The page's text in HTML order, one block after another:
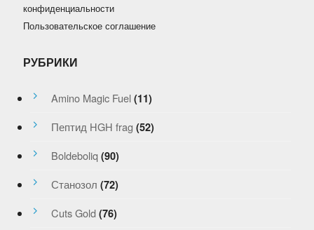
конфиденциальности
Пользовательское соглашение
РУБРИКИ
Amino Magic Fuel (11)
Пептид HGH frag (52)
Boldeboliq (90)
Станозол (72)
Cuts Gold (76)